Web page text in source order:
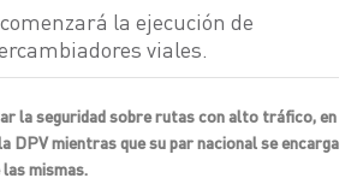
la ejecución de
viales.
la seguridad sobre rutas con alto tráfico, en
DPV mientras que su par nacional se encarga
mismas.